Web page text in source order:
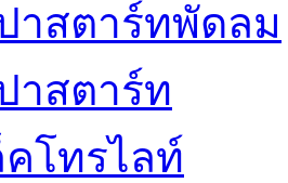
าสตาร์ทพัดลม
าสตาร์ท
คโทรไลท์